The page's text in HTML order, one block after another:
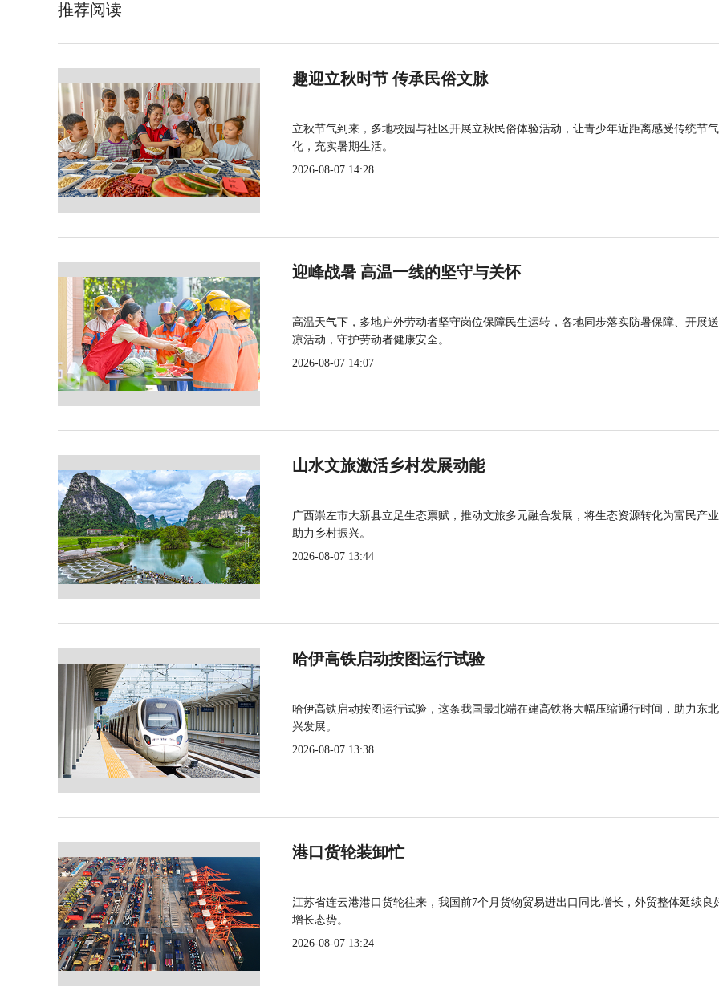
推荐阅读
趣迎立秋时节 传承民俗文脉
立秋节气到来，多地校园与社区开展立秋民俗体验活动，让青少年近距离感受传统节
化，充实暑期生活。
2026-08-07 14:28
迎峰战暑 高温一线的坚守与关怀
高温天气下，多地户外劳动者坚守岗位保障民生运转，各地同步落实防暑保障、开展
凉活动，守护劳动者健康安全。
2026-08-07 14:07
山水文旅激活乡村发展动能
广西崇左市大新县立足生态禀赋，推动文旅多元融合发展，将生态资源转化为富民产
助力乡村振兴。
2026-08-07 13:44
哈伊高铁启动按图运行试验
哈伊高铁启动按图运行试验，这条我国最北端在建高铁将大幅压缩通行时间，助力东
兴发展。
2026-08-07 13:38
港口货轮装卸忙
江苏省连云港港口货轮往来，我国前7个月货物贸易进出口同比增长，外贸整体延续良
增长态势。
2026-08-07 13:24